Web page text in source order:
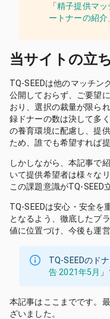
「精子提供マ
ートナーの紹介
当サイトの立
TQ-SEEDは他のマッチン
公開しておらず、ご要望
おり、選択の裁量が限ら
録ドナーの数は決して多
の養育環境に配慮し、提
ため、誰でも希望すれば
しかしながら、本記事で
いて提供希望者は様々な
この課題意識がTQ-SEED
TQ-SEEDは安心・安全を
となるよう、徹底したプ
値に位置づけ、今後も運
TQ-SEEDのド
告 2021年5月
本記事はここまでです。
ざいました。